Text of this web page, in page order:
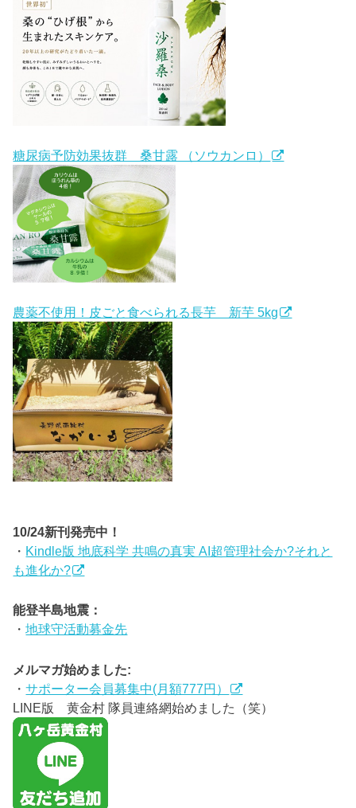
糖尿病予防効果抜群 桑甘露 （ソウカンロ）
農薬不使用！皮ごと食べられる長芋 新芋 5kg
10/24新刊発売中！
・ Kindle版 地底科学 共鳴の真実 AI超管理社会か?それと
も進化か?
能登半島地震：
・地球守活動募金先
メルマガ始めました:
・サポーター会員募集中(月額777円）
LINE版 黄金村 隊員連絡網始めました（笑）